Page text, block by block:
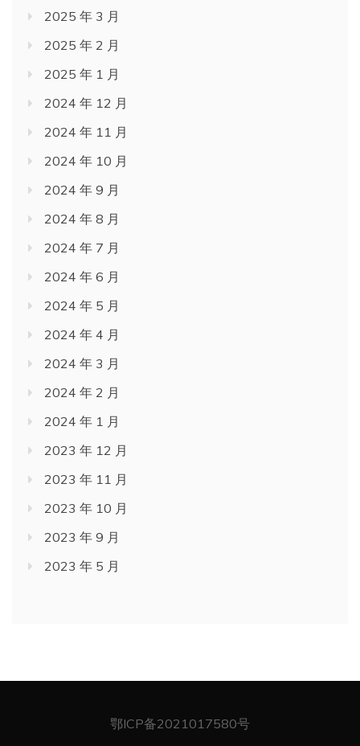
2025 年 3 月
2025 年 2 月
2025 年 1 月
2024 年 12 月
2024 年 11 月
2024 年 10 月
2024 年 9 月
2024 年 8 月
2024 年 7 月
2024 年 6 月
2024 年 5 月
2024 年 4 月
2024 年 3 月
2024 年 2 月
2024 年 1 月
2023 年 12 月
2023 年 11 月
2023 年 10 月
2023 年 9 月
2023 年 5 月
鄂ICP备2021017580号